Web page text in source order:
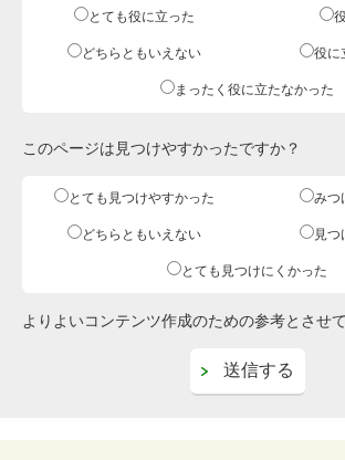
とても役に立った
どちらともいえない 役に
まったく役に立たなかった
このページは見つけやすかったですか？
とても見つけやすかった みつ
どちらともいえない 見つ
とても見つけにくかった
よりよいコンテンツ作成のための参考とさせ